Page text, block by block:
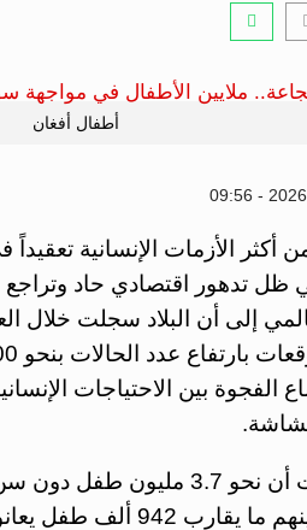
أطفال أفغان
أكثر الأزمات الإنسانية
ظل تدهور اقتصادي حاد
إلى أن البلاد سجلت
الفجوة بين الاحتياجات
هشاشة.
وتكشف أحدث التقديرات أن
الحاد خلال عام 2026،